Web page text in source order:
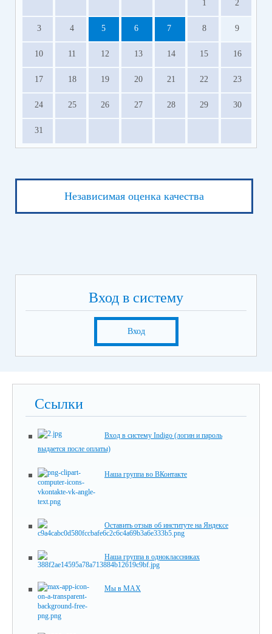
1 2
3 4 5 6 7 8 9
10 11 12 13 14 15 16
17 18 19 20 21 22 23
24 25 26 27 28 29 30
31
Независимая оценка качества
Вход в систему
Вход
Ссылки
Вход в систему Indigo (логин и пароль
выдается после оплаты)
Наша группа во ВКонтакте
Оставить отзыв об институте на Яндексе
Наша группа в одноклассниках
Мы в MAX